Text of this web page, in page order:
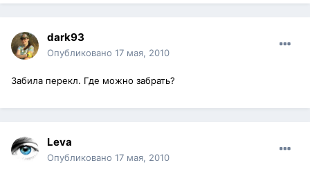
dark93
Опубликовано 17 мая, 2010
Забила перекл. Где можно забрать?
Leva
Опубликовано 17 мая, 2010